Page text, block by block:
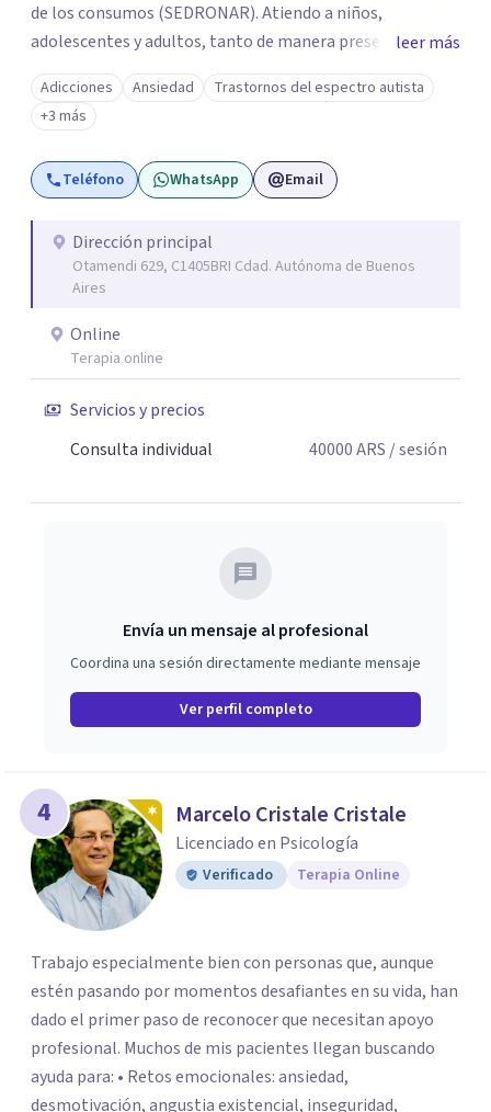
de los consumos (SEDRONAR). Atiendo a niños,
adolescentes y adultos, tanto de manera presencial
como online. Trabajo con distintas problemáticas como
depresión, ataques de pánico, adicciones, trastornos
alimentarios, trastornos del espectro autista (TEA) y
otras situaciones que generan malestar. Entiendo que
cada persona llega con una historia única, por eso el
quien consulta.
leer más
Adicciones Ansiedad
Trastornos del espectro autista
+3 más
Teléfono WhatsApp Email
Dirección principal
Otamendi 629, C1405BRI Cdad. Autónoma de Buenos
Aires
Online
Terapia online
Servicios y precios
Consulta individual
40000ARS / sesión
Envía un mensaje al profesional
Coordina una sesión directamente mediante mensaje
Ver perfil completo
4 Marcelo Cristale Cristale
Licenciado en Psicología
Verificado Terapia Online
Trabajo especialmente bien con personas que, aunque
estén pasando por momentos desafiantes en su vida, han
dado el primer paso de reconocer que necesitan apoyo
profesional. Muchos de mis pacientes llegan buscando
ayuda para: • Retos emocionales: ansiedad,
desmotivación, angustia existencial, inseguridad,